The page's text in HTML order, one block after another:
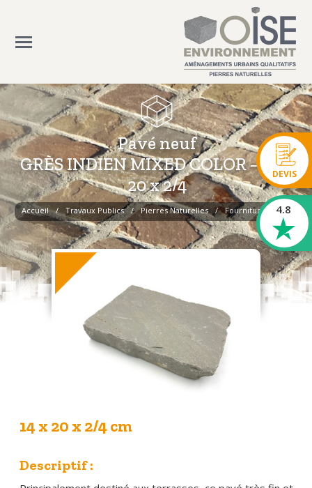
Pavé neuf
GRÈS INDIEN MIXED COLOR – 14 x
20 x 2/4
Accueil Travaux Publics Pierres Naturelles Fourniture
14 x 20 x 2/4 cm
Descriptif :
4.8
DEVIS